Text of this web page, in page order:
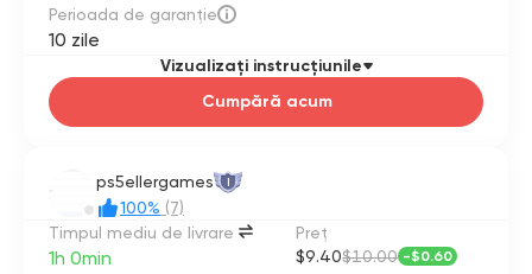
Perioada de garanție
10 zile
Cumpără acum
Vizualizați instrucțiunile
ps5ellergames I
100% (7)
Timpul mediu de livrare
1h 0min
Preţ
$9.40$10.00 -$0.60